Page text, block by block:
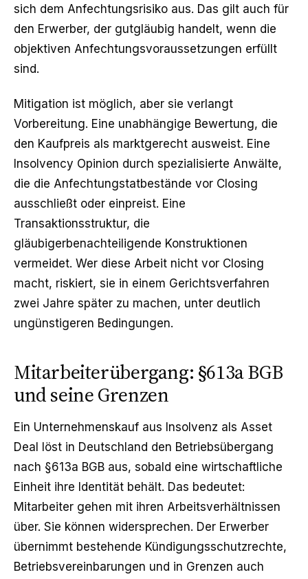
sich dem Anfechtungsrisiko aus. Das gilt auch für
den Erwerber, der gutgläubig handelt, wenn die
objektiven Anfechtungsvoraussetzungen erfüllt
sind.
Mitigation ist möglich, aber sie verlangt
Vorbereitung. Eine unabhängige Bewertung, die
den Kaufpreis als marktgerecht ausweist. Eine
Insolvency Opinion durch spezialisierte Anwälte,
die die Anfechtungstatbestände vor Closing
ausschließt oder einpreist. Eine
Transaktionsstruktur, die
gläubigerbenachteiligende Konstruktionen
vermeidet. Wer diese Arbeit nicht vor Closing
macht, riskiert, sie in einem Gerichtsverfahren
zwei Jahre später zu machen, unter deutlich
ungünstigeren Bedingungen.
Mitarbeiterübergang: §613a BGB
und seine Grenzen
Ein Unternehmenskauf aus Insolvenz als Asset
Deal löst in Deutschland den Betriebsübergang
nach §613a BGB aus, sobald eine wirtschaftliche
Einheit ihre Identität behält. Das bedeutet:
Mitarbeiter gehen mit ihren Arbeitsverhältnissen
über. Sie können widersprechen. Der Erwerber
übernimmt bestehende Kündigungsschutzrechte,
Betriebsvereinbarungen und in Grenzen auch